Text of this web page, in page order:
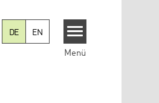
DE EN
Menü